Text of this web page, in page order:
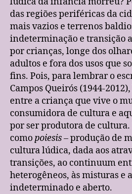
das regiões periféricas da
mais vazios e terrenos
indeterminação e transição
por crianças, longe dos
adultos e fora dos usos que
fins. Pois, para lembrar o
Campos Queirós (1944-
entre a criança que vive o
consumidora de cultura e
por ser produtora de
comopoiesis– produção de
cultura lúdica, dada aos
transições, ao continuum
heterogêneos, às misturas e
indeterminado e aberto.